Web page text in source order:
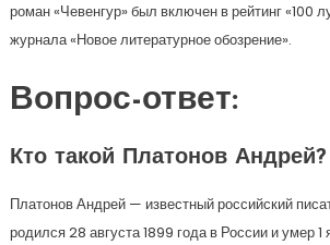
роман «Чевенгур» был включен в рейтинг «100
журнала «Новое литературное обозрение».
Вопрос-ответ:
Кто такой Платонов Андрей?
Платонов Андрей — известный российский
родился 28 августа 1899 года в России и умер 1